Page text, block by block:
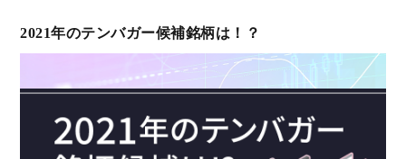
2021年のテンバガー候補銘柄は！？